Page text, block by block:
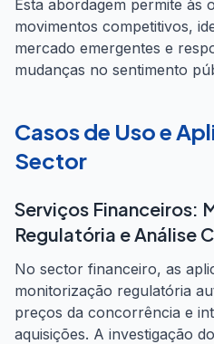
Esta abordagem permite às
movimentos competitivos,
mercado emergentes e
mudanças no sentimento
Casos de Uso e
Sector
Serviços Financeiros:
Regulatória e Análise
No sector financeiro, as
monitorização regulatória
preços da concorrência e
aquisições. A investigação